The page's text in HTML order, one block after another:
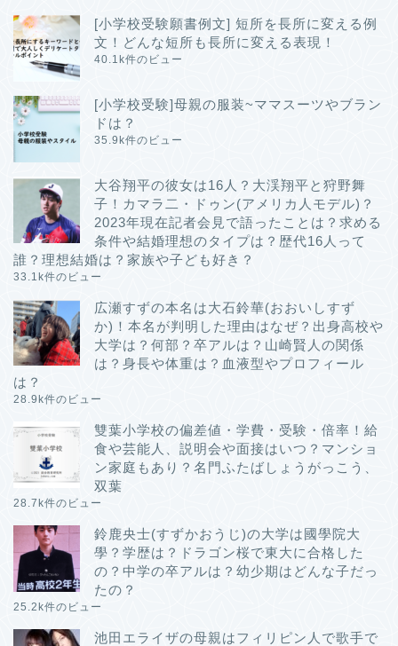
[小学校受験願書例文] 短所を長所に変える例
文！どんな短所も長所に変える表現！
40.1k件のビュー
[小学校受験]母親の服装~ママスーツやブラン
ドは？
35.9k件のビュー
大谷翔平の彼女は16人？大渓翔平と狩野舞
子！カマラ二・ドゥン(アメリカ人モデル)？
2023年現在記者会見で語ったことは？求める
条件や結婚理想のタイプは？歴代16人って
誰？理想結婚は？家族や子ども好き？
33.1k件のビュー
広瀬すずの本名は大石鈴華(おおいしすず
か)！本名が判明した理由はなぜ？出身高校や
大学は？何部？卒アルは？山崎賢人の関係
は？身長や体重は？血液型やプロフィール
は？
28.9k件のビュー
雙葉小学校の偏差値・学費・受験・倍率！給
食や芸能人、説明会や面接はいつ？マンショ
ン家庭もあり？名門ふたばしょうがっこう、
双葉
28.7k件のビュー
鈴鹿央士(すずかおうじ)の大学は國學院大
學？学歴は？ドラゴン桜で東大に合格した
の？中学の卒アルは？幼少期はどんな子だっ
たの？
25.2k件のビュー
池田エライザの母親はフィリピン人で歌手で